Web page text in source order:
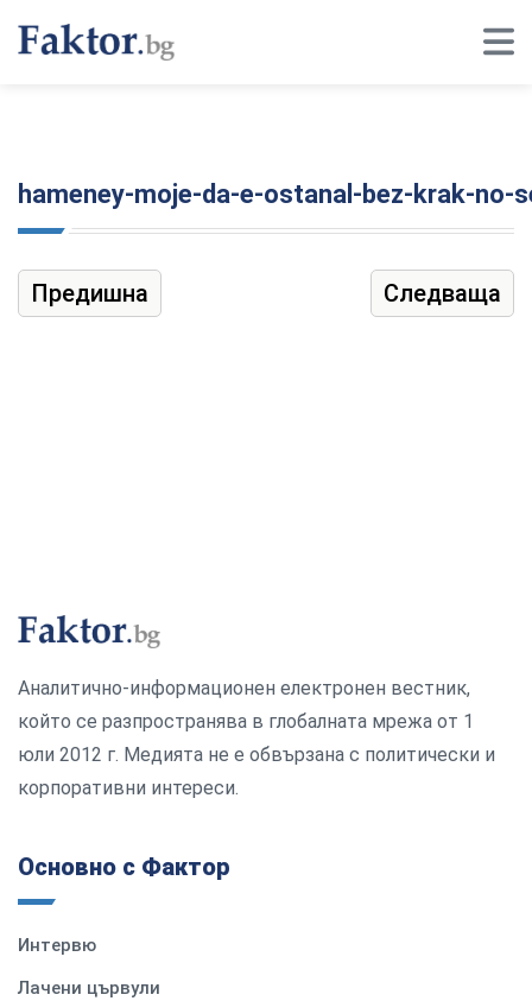
hameney-moje-da-e-ostanal-bez-krak-no-
Предишна Следваща
Аналитично-информационен електронен вестник,
който се разпространява в глобалната мрежа от 1
юли 2012 г. Медията не е обвързана с политически и
корпоративни интереси.
Основно с Фактор
Интервю
Лачени цървули